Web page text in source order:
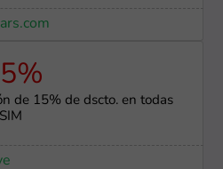
de 15% de dscto. en todas